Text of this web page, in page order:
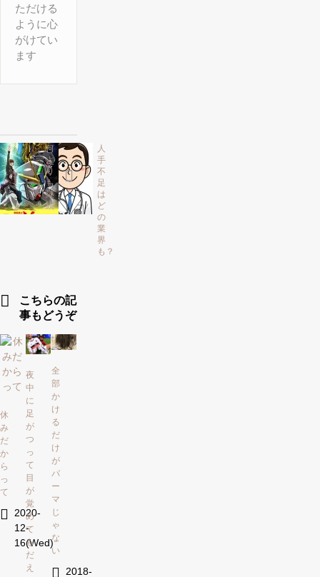
ただける
ように心
がけてい
ます
人
手
不
足
は
ど
の
業
界
も？
何
よ
り
も
継
続
こちらの記
事もどうぞ
休
み
だ
か
ら
っ
て
2020-
12-
16(Wed)
夜
中
に
足
が
つ
っ
て
目
が
覚
め
て
も
だ
え
全
部
か
け
る
だ
け
が
パ
ー
マ
じ
ゃ
な
い
2018-